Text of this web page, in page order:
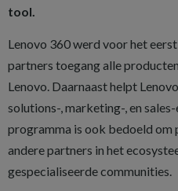
tool.
Lenovo 360 werd voor het
partners toegang alle
Lenovo. Daarnaast helpt
solutions-, marketing-, en
programma is ook bedoeld om
andere partners in het
gespecialiseerde communities.